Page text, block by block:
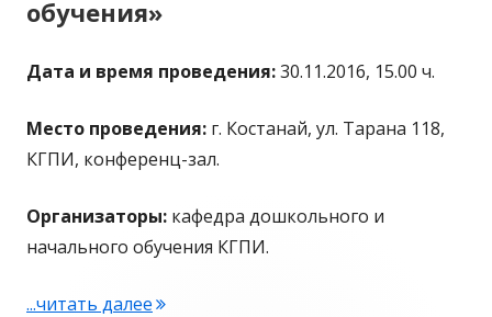
обучения»
Дата и время проведения:30.11.2016, 15.00 ч.
Место проведения: г. Костанай, ул. Тарана 118,
КГПИ, конференц-зал.
Организаторы: кафедра дошкольного и
начального обучения КГПИ.
...читать далее"«Актуальные проблемы обучения